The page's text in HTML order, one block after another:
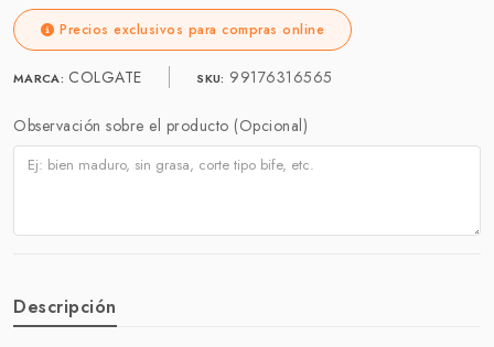
Precios exclusivos para compras online
MARCA: COLGATE SKU: 99176316565
Observación sobre el producto (Opcional)
Descripción